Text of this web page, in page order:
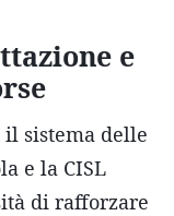
e
sistema delle
e la CISL
di rafforzare